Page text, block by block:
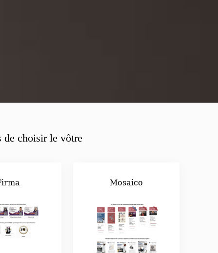
de choisir le vôtre
Mosaico